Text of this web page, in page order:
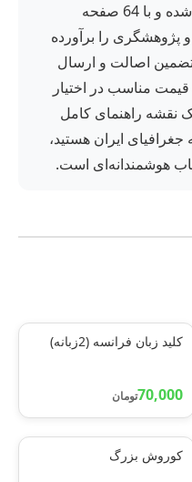
کتاب در سال 1405 تجدید چاپ شده و با 64 صفحه
پژوهشگری را برآورده
تضمین اصالت و ارسال
مناسب در اختیار
نقشه راهنمای کامل
ایران هستید،
هوشمندانه‌ای است.
کلید زبان فرانسه (2زبانه)
70,000تومان
کوروش بزرگ